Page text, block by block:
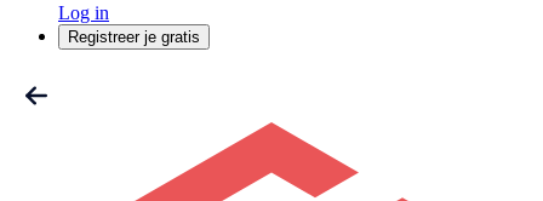
Log in
Registreer je gratis